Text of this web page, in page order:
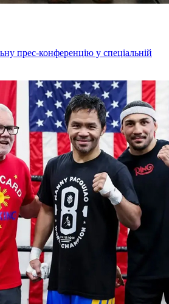
прес-конференцію у спеціальній